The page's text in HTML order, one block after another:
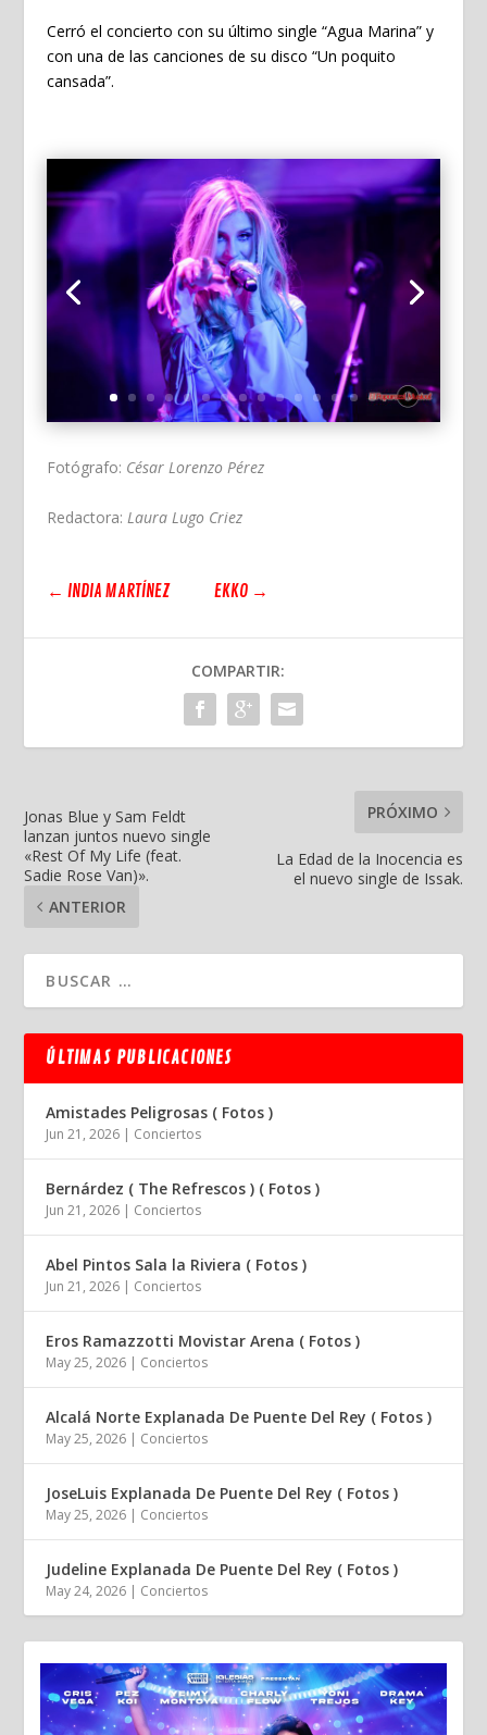
Cerró el concierto con su último single “Agua Marina” y
con una de las canciones de su disco “Un poquito
cansada”.
Fotógrafo: César Lorenzo Pérez
Redactora: Laura Lugo Criez
← INDIA MARTÍNEZ EKKO→
COMPARTIR:
Jonas Blue y Sam Feldt
lanzan juntos nuevo single
«Rest Of My Life (feat.
Sadie Rose Van)».
ANTERIOR
PRÓXIMO
La Edad de la Inocencia es
el nuevo single de Issak.
ÚLTIMAS PUBLICACIONES
Amistades Peligrosas ( Fotos )
Jun 21, 2026 | Conciertos
Bernárdez ( The Refrescos ) ( Fotos )
Jun 21, 2026 | Conciertos
Abel Pintos Sala la Riviera ( Fotos )
Jun 21, 2026 | Conciertos
Eros Ramazzotti Movistar Arena ( Fotos )
May 25, 2026 | Conciertos
Alcalá Norte Explanada De Puente Del Rey ( Fotos )
May 25, 2026 | Conciertos
JoseLuis Explanada De Puente Del Rey ( Fotos )
May 25, 2026 | Conciertos
Judeline Explanada De Puente Del Rey ( Fotos )
May 24, 2026 | Conciertos